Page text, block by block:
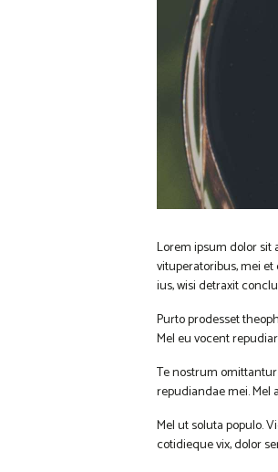
Lorem ipsum dolor sit
vituperatoribus, mei
ius, wisi detraxit
Purto prodesset
Mel eu vocent
Te nostrum
repudiandae mei. Mel
Mel ut soluta populo.
cotidieque vix, dolor